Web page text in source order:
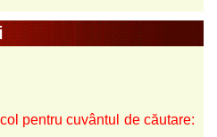
pentru cuvântul de căutare: